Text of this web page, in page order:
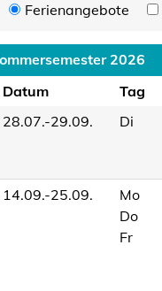
Ferienangebote
2026
Datum Tag
28.07.-29.09. Di
14.09.-25.09.
Mo
Do
Fr